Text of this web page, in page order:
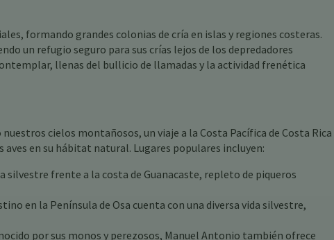
formando grandes colonias de cría en islas y regiones costeras.
un refugio seguro para sus crías lejos de los depredadores
llenas del bullicio de llamadas y la actividad frenética
cielos montañosos, un viaje a la Costa Pacífica de Costa Rica
en su hábitat natural. Lugares populares incluyen:
silvestre frente a la costa de Guanacaste, repleto de piqueros
en la Península de Osa cuenta con una diversa vida silvestre,
por sus monos y perezosos, Manuel Antonio también ofrece